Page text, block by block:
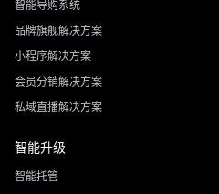
智能导购系统
品牌旗舰解决方案
小程序解决方案
会员分销解决方案
私域直播解决方案
智能升级
智能托管